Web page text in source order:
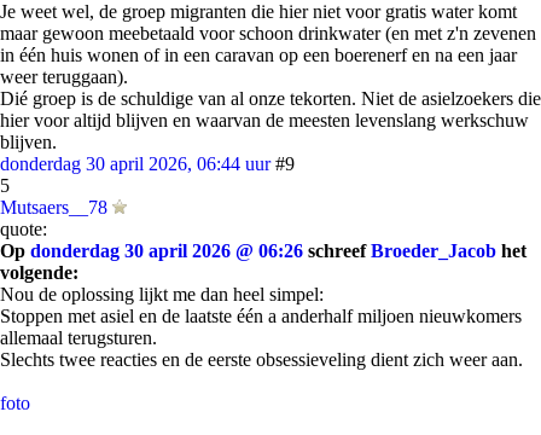
Je weet wel, de groep migranten die hier niet voor gratis water komt
maar gewoon meebetaald voor schoon drinkwater (en met z'n zevenen
in één huis wonen of in een caravan op een boerenerf en na een jaar
weer teruggaan).
Dié groep is de schuldige van al onze tekorten. Niet de asielzoekers die
hier voor altijd blijven en waarvan de meesten levenslang werkschuw
blijven.
donderdag 30 april 2026, 06:44 uur #9
5
Mutsaers__78
quote:
Op donderdag 30 april 2026 @ 06:26 schreefBroeder_Jacob het
volgende:
Nou de oplossing lijkt me dan heel simpel:
Stoppen met asiel en de laatste één a anderhalf miljoen nieuwkomers
allemaal terugsturen.
Slechts twee reacties en de eerste obsessieveling dient zich weer aan.
foto